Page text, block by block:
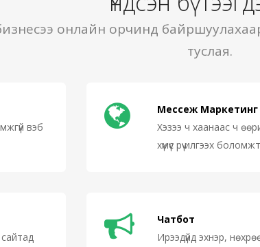
онлайн орчинд
туслая.
вэб
Мессеж Маркетинг
Хэзээ ч хаанаас ч
хүмүүс рүү илгээх
Чатбот
Ирээдүйд эхнэр,